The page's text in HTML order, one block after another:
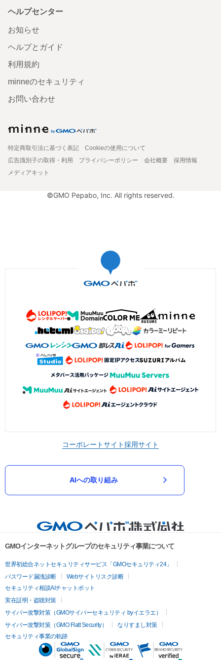
ヘルプセンター
お知らせ
ヘルプとガイド
利用規約
minneのセキュリティ
お問い合わせ
特定商取引法に基づく表記
Cookieの使用について
広告識別子の取得・利用
プライバシーポリシー 会社概要
採用情報
メディアキット
©GMO Pepabo, Inc. All rights reserved.
コーポレートサイト採用サイト
AIへの取り組み
GMOインターネットグループのセキュリティ事業について
世界初総合ネットセキュリティサービス「GMOセキュリティ24」
パスワード漏洩診断
Webサイトリスク診断
セキュリティ相談AIチャットボット
実在証明・盗聴対策
サイバー攻撃対策（GMOサイバーセキュリティ byイエラエ）
サイバー攻撃対策（GMO Flatt Security）
なりすまし対策
セキュリティ事業の軌跡